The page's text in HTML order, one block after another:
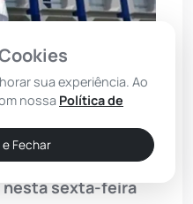
TCM-BA
nesta sexta-feira
sua experiência. Ao
nossa Política de
Fechar